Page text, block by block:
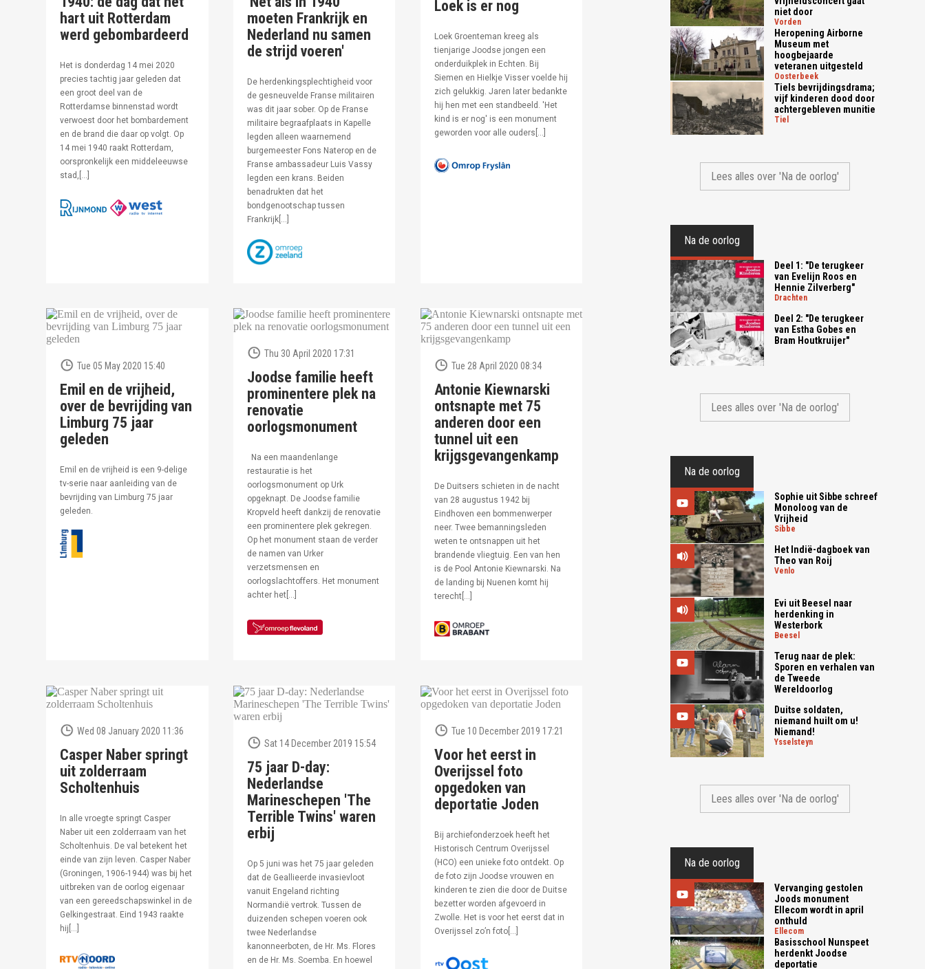
hart uit Rotterdam
werd gebombardeerd
Het is donderdag 14 mei 2020
precies tachtig jaar geleden dat
een groot deel van de
Rotterdamse binnenstad wordt
verwoest door het bombardement
en de brand die daar op volgt. Op
14 mei 1940 raakt Rotterdam,
oorspronkelijk een middeleeuwse
stad,[…]
moeten Frankrijk en
Nederland nu samen
de strijd voeren'
De herdenkingsplechtigheid voor
de gesneuvelde Franse militairen
was dit jaar sober. Op de Franse
militaire begraafplaats in Kapelle
legden alleen waarnemend
burgemeester Fons Naterop en de
Franse ambassadeur Luis Vassy
legden een krans. Beiden
benadrukten dat het
bondgenootschap tussen
Frankrijk[…]
Loek is er nog
Loek Groenteman kreeg als
tienjarige Joodse jongen een
onderduikplek in Echten. Bij
Siemen en Hielkje Visser voelde hij
zich gelukkig. Jaren later bedankte
hij hen met een standbeeld. 'Het
kind is er nog' is een monument
geworden voor alle ouders[…]
Tue 05 May 2020 15:40
Emil en de vrijheid,
over de bevrijding van
Limburg 75 jaar
geleden
Emil en de vrijheid is een 9-delige
tv-serie naar aanleiding van de
bevrijding van Limburg 75 jaar
geleden.
Thu 30 April 2020 17:31
Joodse familie heeft
prominentere plek na
renovatie
oorlogsmonument
Na een maandenlange
restauratie is het
oorlogsmonument op Urk
opgeknapt. De Joodse familie
Kropveld heeft dankzij de renovatie
een prominentere plek gekregen.
Op het monument staan de verder
de namen van Urker
verzetsmensen en
oorlogslachtoffers. Het monument
achter het[…]
Tue 28 April 2020 08:34
Antonie Kiewnarski
ontsnapte met 75
anderen door een
tunnel uit een
krijgsgevangenkamp
De Duitsers schieten in de nacht
van 28 augustus 1942 bij
Eindhoven een bommenwerper
neer. Twee bemanningsleden
weten te ontsnappen uit het
brandende vliegtuig. Een van hen
is de Pool Antonie Kiewnarski. Na
de landing bij Nuenen komt hij
terecht[…]
Wed 08 January 2020 11:36
Casper Naber springt
uit zolderraam
Scholtenhuis
In alle vroegte springt Casper
Naber uit een zolderraam van het
Scholtenhuis. De val betekent het
einde van zijn leven. Casper Naber
(Groningen, 1906-1944) was bij het
uitbreken van de oorlog eigenaar
van een gereedschapswinkel in de
Gelkingestraat. Eind 1943 raakte
hij[…]
Sat 14 December 2019 15:54
75 jaar D-day:
Nederlandse
Marineschepen 'The
Terrible Twins' waren
erbij
Op 5 juni was het 75 jaar geleden
dat de Geallieerde invasievloot
vanuit Engeland richting
Normandië vertrok. Tussen de
duizenden schepen voeren ook
twee Nederlandse
kanonneerboten, de Hr. Ms. Flores
en de Hr. Ms. Soemba. En hoewel
Tue 10 December 2019 17:21
Voor het eerst in
Overijssel foto
opgedoken van
deportatie Joden
Bij archiefonderzoek heeft het
Historisch Centrum Overijssel
(HCO) een unieke foto ontdekt. Op
de foto zijn Joodse vrouwen en
kinderen te zien die door de Duitse
bezetter worden afgevoerd in
Zwolle. Het is voor het eerst dat in
Overijssel zo’n foto[…]
niet door
vorden
Heropening Airborne
Museum met
hoogbejaarde
veteranen uitgesteld
oosterbeek
Tiels bevrijdingsdrama;
vijf kinderen dood door
achtergebleven munitie
tiel
Lees alles over 'Na de oorlog'
Na de oorlog
Deel 1: "De terugkeer
van Evelijn Roos en
Hennie Zilverberg"
drachten
Deel 2: "De terugkeer
van Estha Gobes en
Bram Houtkruijer"
Lees alles over 'Na de oorlog'
Na de oorlog
Sophie uit Sibbe schreef
Monoloog van de
Vrijheid
sibbe
Het Indië-dagboek van
Theo van Roij
venlo
Evi uit Beesel naar
herdenking in
Westerbork
beesel
Terug naar de plek:
Sporen en verhalen van
de Tweede
Wereldoorlog
Duitse soldaten,
niemand huilt om u!
Niemand!
ysselsteyn
Lees alles over 'Na de oorlog'
Na de oorlog
Vervanging gestolen
Joods monument
Ellecom wordt in april
onthuld
ellecom
Basisschool Nunspeet
herdenkt Joodse
deportatie